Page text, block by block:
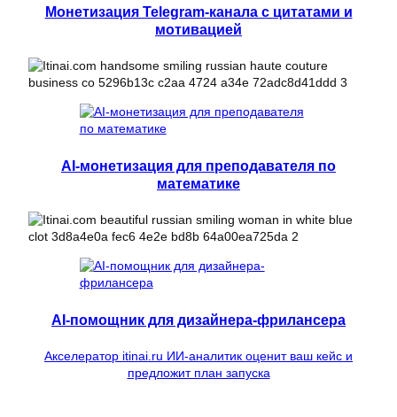
Монетизация Telegram-канала с цитатами и
мотивацией
AI-монетизация для преподавателя по
математике
AI-помощник для дизайнера-фрилансера
Акселератор itinai.ru ИИ-аналитик оценит ваш кейс и
предложит план запуска